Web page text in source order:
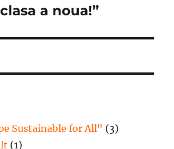
a noua!”
Sustainable for All" (3)
(1)